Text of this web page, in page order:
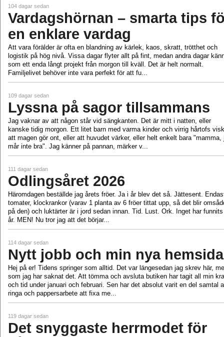
104 dagar sedan
Vardagshörnan – smarta tips
en enklare vardag
Att vara förälder är ofta en blandning av kärlek, kaos, skratt, trötthet och
logistik på hög nivå. Vissa dagar flyter allt på fint, medan andra dagar
som ett enda långt projekt från morgon till kväll. Det är helt normalt.
Familjelivet behöver inte vara perfekt för att fu...
109 dagar sedan
Lyssna på sagor tillsammans
Jag vaknar av att någon står vid sängkanten. Det är mitt i natten, eller
kanske tidig morgon. Ett litet barn med varma kinder och virrig hårtofs
att magen gör ont, eller att huvudet värker, eller helt enkelt bara "mamma,
mår inte bra". Jag känner på pannan, märker v...
111 dagar sedan
Odlingsåret 2026
Häromdagen beställde jag årets fröer. Ja i år blev det så. Jättesent.
tomater, klockrankor (varav 1 planta av 6 fröer tittat upp, så det blir
på den) och luktärter är i jord sedan innan. Tid. Lust. Ork. Inget har
år. MEN! Nu tror jag att det börjar...
114 dagar sedan
Nytt jobb och min nya hemsida
Hej på er! Tidens springer som alltid. Det var längesedan jag skrev här,
som jag har saknat det. Att tömma och avsluta butiken har tagit all min
och tid under januari och februari. Sen har det absolut varit en del samtal
ringa och pappersarbete att fixa me...
119 dagar sedan
Det snyggaste herrmodet för